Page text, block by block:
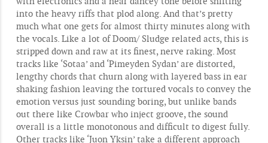
into the heavy riffs that plod along. And that’s pretty
much what one gets for almost thirty minutes along with
the vocals. Like a lot of Doom/ Sludge related acts, this is
stripped down and raw at its finest, nerve raking. Most
tracks like ‘Sotaa’ and ‘Pimeyden Sydan’ are distorted,
lengthy chords that churn along with layered bass in ear
shaking fashion leaving the tortured vocals to convey the
emotion versus just sounding boring, but unlike bands
out there like Crowbar who inject groove, the sound
overall is a little monotonous and difficult to digest fully.
Other tracks like ‘Juon Yksin’ take a different approach